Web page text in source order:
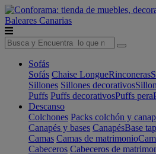
Baleares Canarias
Sofás
Sofás Chaise LongueRinconeras
Sillones Sillones decorativos
Puffs Puffs decorativosPuffs pera
Descanso
Colchones Packs colchón y
Canapés y bases CanapésBase
Camas Camas de matrimonio
Cabeceros Cabeceros de